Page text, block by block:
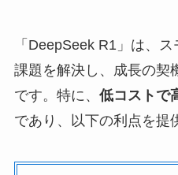
「DeepSeek R1」は、
課題を解決し、成長の契
です。特に、 低コストで
であり、以下の利点を提